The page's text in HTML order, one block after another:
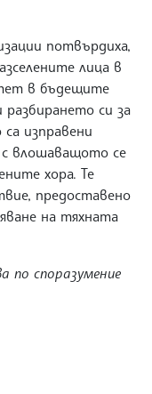
потвърдиха,
лица в
в бъдещите
разбирането си за
изправени
влошаващото се
хора. Те
предоставено
на тяхната
по споразумение